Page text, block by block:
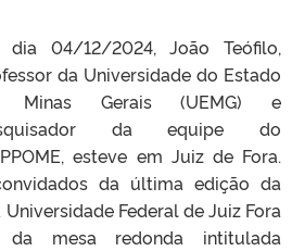
dia 04/12/2024, João Teófilo,
da Universidade do Estado
Minas Gerais (UEMG) e
da equipe do
esteve em Juiz de Fora.
da última edição da
Federal de Juiz Fora
da mesa redonda intitulada